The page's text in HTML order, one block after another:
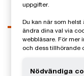
Tel0728-80 92 16
Email
uppgifter.
Du kan när som
ändra dina val via
webbläsare. För mer
och dess tillhörande
Nödvändiga